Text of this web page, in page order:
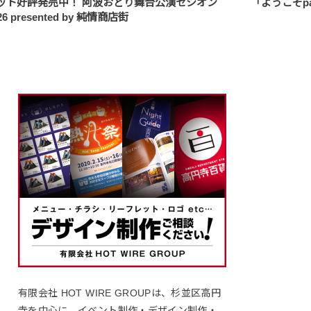
ト好評発売中！ 阿波おどり舞台公演セシオン
presented by 純情商店街
「ようこそ
有限会社 HOT WIRE GROUPは、杉並区高円